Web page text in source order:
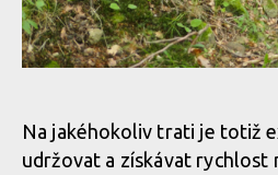
Merida One-Sixty v akci
Merida One-Sixty v akci
Na jakéhokoliv trati je totiž
udržovat a získávat rychlost